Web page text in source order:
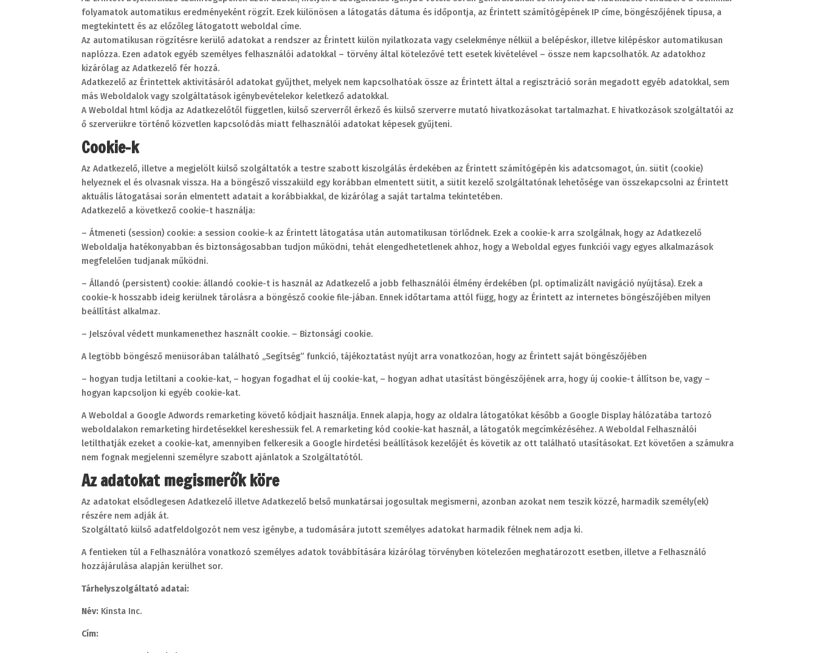
folyamatok automatikus eredményeként rögzít. Ezek különösen a látogatás dátuma és időpontja, az Érintett számítógépének IP címe, böngészőjének típusa, a
megtekintett és az előzőleg látogatott weboldal címe.
Az automatikusan rögzítésre kerülő adatokat a rendszer az Érintett külön nyilatkozata vagy cselekménye nélkül a belépéskor, illetve kilépéskor automatikusan
naplózza. Ezen adatok egyéb személyes felhasználói adatokkal – törvény által kötelezővé tett esetek kivételével – össze nem kapcsolhatók. Az adatokhoz
kizárólag az Adatkezelő fér hozzá.
Adatkezelő az Érintettek aktivitásáról adatokat gyűjthet, melyek nem kapcsolhatóak össze az Érintett által a regisztráció során megadott egyéb adatokkal, sem
más Weboldalok vagy szolgáltatások igénybevételekor keletkező adatokkal.
A Weboldal html kódja az Adatkezelőtől független, külső szerverről érkező és külső szerverre mutató hivatkozásokat tartalmazhat. E hivatkozások szolgáltatói az
ő szerverükre történő közvetlen kapcsolódás miatt felhasználói adatokat képesek gyűjteni.
Cookie-k
Az Adatkezelő, illetve a megjelölt külső szolgáltatók a testre szabott kiszolgálás érdekében az Érintett számítógépén kis adatcsomagot, ún. sütit (cookie)
helyeznek el és olvasnak vissza. Ha a böngésző visszaküld egy korábban elmentett sütit, a sütit kezelő szolgáltatónak lehetősége van összekapcsolni az Érintett
aktuális látogatásai során elmentett adatait a korábbiakkal, de kizárólag a saját tartalma tekintetében.
Adatkezelő a következő cookie-t használja:
– Átmeneti (session) cookie: a session cookie-k az Érintett látogatása után automatikusan törlődnek. Ezek a cookie-k arra szolgálnak, hogy az Adatkezelő
Weboldalja hatékonyabban és biztonságosabban tudjon működni, tehát elengedhetetlenek ahhoz, hogy a Weboldal egyes funkciói vagy egyes alkalmazások
megfelelően tudjanak működni.
– Állandó (persistent) cookie: állandó cookie-t is használ az Adatkezelő a jobb felhasználói élmény érdekében (pl. optimalizált navigáció nyújtása). Ezek a
cookie-k hosszabb ideig kerülnek tárolásra a böngésző cookie file-jában. Ennek időtartama attól függ, hogy az Érintett az internetes böngészőjében milyen
beállítást alkalmaz.
– Jelszóval védett munkamenethez használt cookie. – Biztonsági cookie.
A legtöbb böngésző menüsorában található „Segítség” funkció, tájékoztatást nyújt arra vonatkozóan, hogy az Érintett saját böngészőjében
– hogyan tudja letiltani a cookie-kat, – hogyan fogadhat el új cookie-kat, – hogyan adhat utasítást böngészőjének arra, hogy új cookie-t állítson be, vagy –
hogyan kapcsoljon ki egyéb cookie-kat.
A Weboldal a Google Adwords remarketing követő kódjait használja. Ennek alapja, hogy az oldalra látogatókat később a Google Display hálózatába tartozó
weboldalakon remarketing hirdetésekkel kereshessük fel. A remarketing kód cookie-kat használ, a látogatók megcímkézéséhez. A Weboldal Felhasználói
letilthatják ezeket a cookie-kat, amennyiben felkeresik a Google hirdetési beállítások kezelőjét és követik az ott található utasításokat. Ezt követően a számukra
nem fognak megjelenni személyre szabott ajánlatok a Szolgáltatótól.
Az adatokat megismerők köre
Az adatokat elsődlegesen Adatkezelő illetve Adatkezelő belső munkatársai jogosultak megismerni, azonban azokat nem teszik közzé, harmadik személy(ek)
részére nem adják át.
Szolgáltató külső adatfeldolgozót nem vesz igénybe, a tudomására jutott személyes adatokat harmadik félnek nem adja ki.
A fentieken túl a Felhasználóra vonatkozó személyes adatok továbbítására kizárólag törvényben kötelezően meghatározott esetben, illetve a Felhasználó
hozzájárulása alapján kerülhet sor.
Tárhelyszolgáltató adatai:
Név: Kinsta Inc.
Cím: